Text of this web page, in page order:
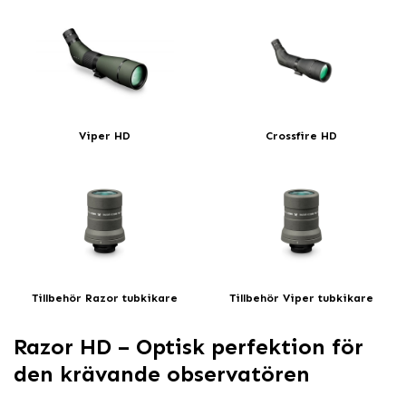
Viper HD Crossfire HD
Tillbehör Razor tubkikare Tillbehör Viper tubkikare
Razor HD – Optisk perfektion för
den krävande observatören